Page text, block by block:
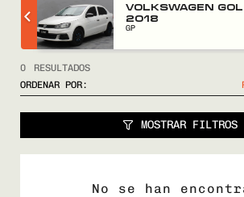
VOLKSWAGEN
2018
GP
0
RESULTADOS
ORDENAR POR:
MOSTRAR FILTROS
No se han